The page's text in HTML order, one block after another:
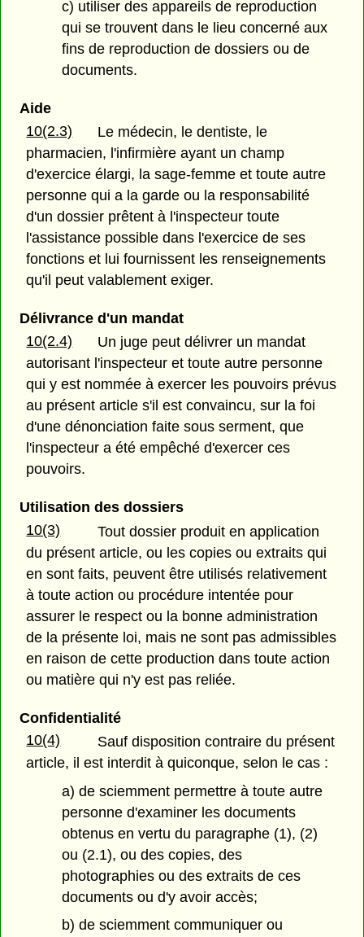
c) utiliser des appareils de reproduction
qui se trouvent dans le lieu concerné aux
fins de reproduction de dossiers ou de
documents.
Aide
10(2.3)
Le médecin, le dentiste, le
pharmacien, l'infirmière ayant un champ
d'exercice élargi, la sage-femme et toute autre
personne qui a la garde ou la responsabilité
d'un dossier prêtent à l'inspecteur toute
l'assistance possible dans l'exercice de ses
fonctions et lui fournissent les renseignements
qu'il peut valablement exiger.
Délivrance d'un mandat
10(2.4)
Un juge peut délivrer un mandat
autorisant l'inspecteur et toute autre personne
qui y est nommée à exercer les pouvoirs prévus
au présent article s'il est convaincu, sur la foi
d'une dénonciation faite sous serment, que
l'inspecteur a été empêché d'exercer ces
pouvoirs.
Utilisation des dossiers
10(3)
Tout dossier produit en application
du présent article, ou les copies ou extraits qui
en sont faits, peuvent être utilisés relativement
à toute action ou procédure intentée pour
assurer le respect ou la bonne administration
de la présente loi, mais ne sont pas admissibles
en raison de cette production dans toute action
ou matière qui n'y est pas reliée.
Confidentialité
10(4)
Sauf disposition contraire du présent
article, il est interdit à quiconque, selon le cas :
a) de sciemment permettre à toute autre
personne d'examiner les documents
obtenus en vertu du paragraphe (1), (2)
ou (2.1), ou des copies, des
photographies ou des extraits de ces
documents ou d'y avoir accès;
b) de sciemment communiquer ou